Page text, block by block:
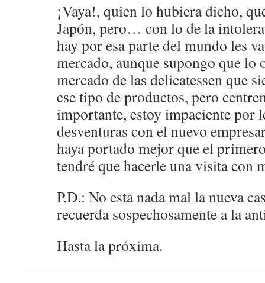
¡Vaya!, quien lo hubiera dicho,
Japón, pero… con lo de la
hay por esa parte del mundo les
mercado, aunque supongo que lo
mercado de las delicatessen que
ese tipo de productos, pero
importante, estoy impaciente por
desventuras con el nuevo
haya portado mejor que el
tendré que hacerle una visita con
P.D.: No esta nada mal la nueva
recuerda sospechosamente a la
Hasta la próxima.